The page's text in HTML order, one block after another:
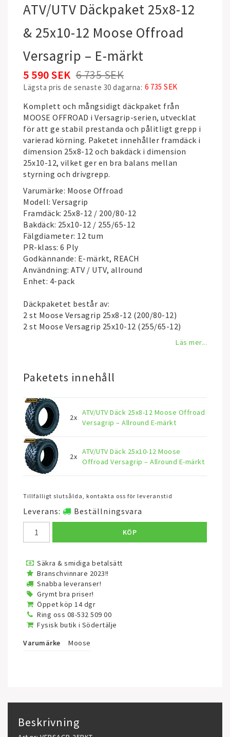
ATV/UTV Däckpaket 25x8-12
& 25x10-12 Moose Offroad
Versagrip – E-märkt
6 735 SEK
5 590 SEK
Lägsta pris de senaste 30 dagarna 6 735 SEK
Komplett och mångsidigt däckpaket från
MOOSE OFFROAD i Versagrip-serien, utvecklat
för att ge stabil prestanda och pålitligt grepp i
varierad körning. Paketet innehåller framdäck i
dimension 25x8-12 och bakdäck i dimension
25x10-12, vilket ger en bra balans mellan
styrning och drivgrepp.
Varumärke: Moose Offroad
Modell: Versagrip
Framdäck: 25x8-12 / 200/80-12
Bakdäck: 25x10-12 / 255/65-12
Fälgdiameter: 12 tum
PR-klass: 6 Ply
Godkännande: E-märkt, REACH
Användning: ATV / UTV, allround
Enhet: 4-pack
Däckpaketet består av:
2 st Moose Versagrip 25x8-12 (200/80-12)
2 st Moose Versagrip 25x10-12 (255/65-12)
Läs mer...
Paketets innehåll
2x
ATV/UTV Däck 25x8-12 Moose Offroad
Versagrip – Allround E-märkt
2x
ATV/UTV Däck 25x10-12 Moose
Offroad Versagrip – Allround E-märkt
Tillfälligt slutsålda, kontakta oss för leveranstid
Leverans: Beställningsvara
KÖP
Säkra & smidiga betalsätt
Branschvinnare 2023!!
Snabba leveranser!
Grymt bra priser!
Öppet köp 14 dgr
Ring oss 08-532 509 00
Fysisk butik i Södertälje
Varumärke
Moose
Beskrivning